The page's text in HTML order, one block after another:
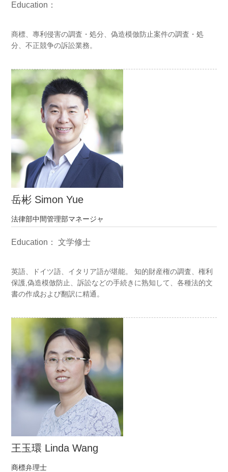
Education：
商標、專利侵害の調査・処分、偽造模倣防止案件の調査・処
分、不正競争の訴訟業務。
岳彬 Simon Yue
法律部中間管理部マネージャ
Education： 文学修士
英語、ドイツ語、イタリア語が堪能。 知的財産権の調査、権利
保護,偽造模倣防止、訴訟などの手続きに熟知して、各種法的文
書の作成および翻訳に精通。
王玉環 Linda Wang
商標弁理士